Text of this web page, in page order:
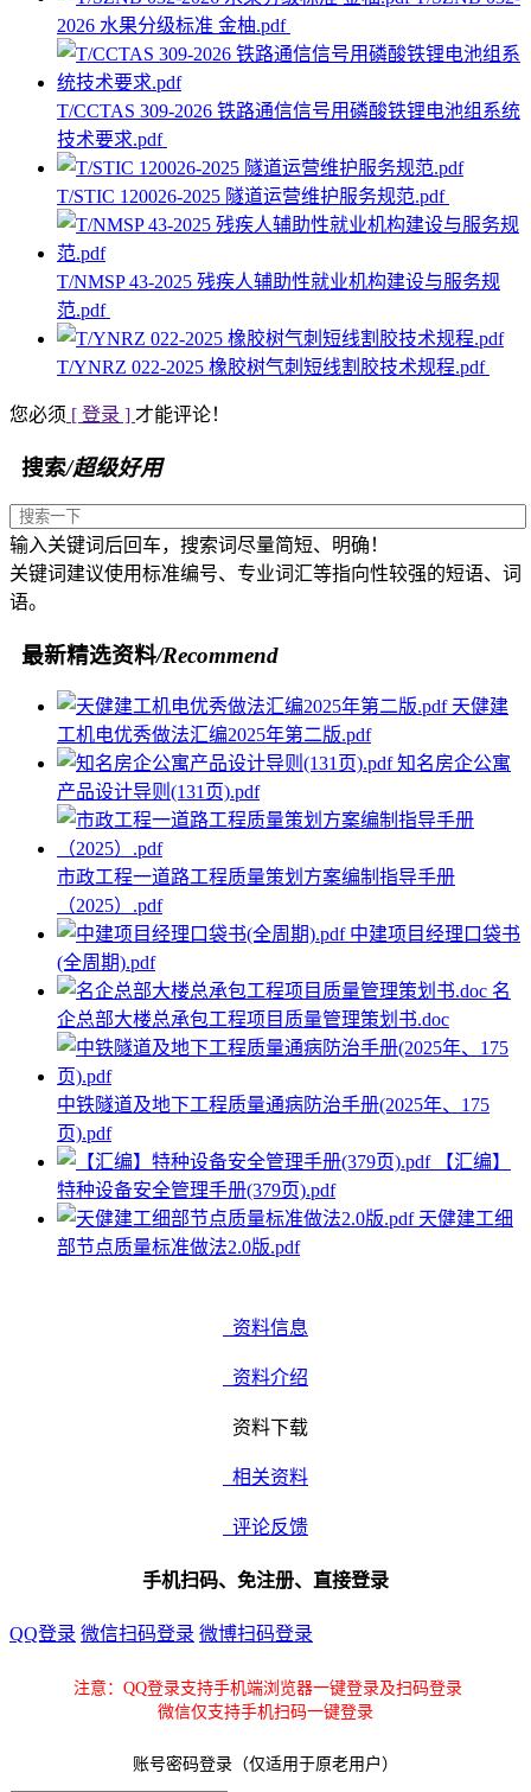
2026 水果分级标准 金柚.pdf
T/CCTAS 309-2026 铁路通信信号用磷酸铁锂电池组系统
技术要求.pdf
T/STIC 120026-2025 隧道运营维护服务规范.pdf
T/NMSP 43-2025 残疾人辅助性就业机构建设与服务规
范.pdf
T/YNRZ 022-2025 橡胶树气刺短线割胶技术规程.pdf
您必须 [ 登录 ] 才能评论！
搜索/超级好用
输入关键词后回车，搜索词尽量简短、明确！
关键词建议使用标准编号、专业词汇等指向性较强的短语、词
语。
最新精选资料/Recommend
天健建
工机电优秀做法汇编2025年第二版.pdf
知名房企公寓
产品设计导则(131页).pdf
市政工程一道路工程质量策划方案编制指导手册
（2025）.pdf
中建项目经理口袋书
(全周期).pdf
名
企总部大楼总承包工程项目质量管理策划书.doc
中铁隧道及地下工程质量通病防治手册(2025年、175
页).pdf
【汇编】
特种设备安全管理手册(379页).pdf
天健建工细
部节点质量标准做法2.0版.pdf
资料信息
资料介绍
资料下载
相关资料
评论反馈
手机扫码、免注册、直接登录
QQ登录 微信扫码登录 微博扫码登录
注意：QQ登录支持手机端浏览器一键登录及扫码登录
微信仅支持手机扫码一键登录
账号密码登录（仅适用于原老用户）